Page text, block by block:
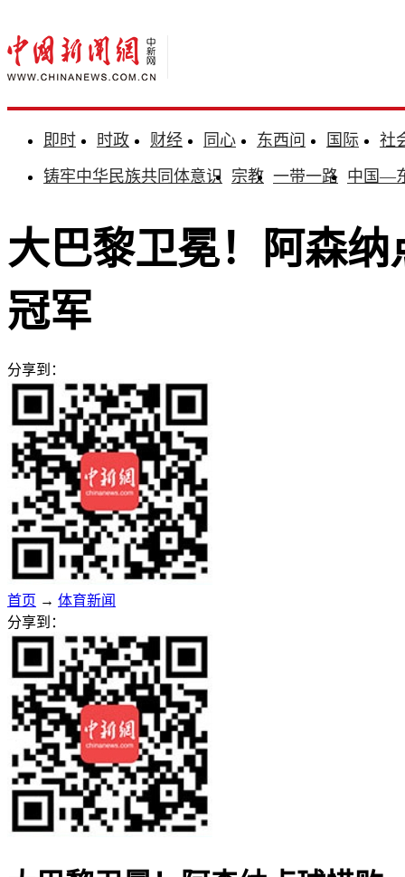
即时 时政 财经 同心 东西问 国际
社
铸牢中华民族共同体意识 宗教 一带一路 中国—
大巴黎卫冕！阿森
冠军
分享到：
首页 → 体育新闻
分享到：